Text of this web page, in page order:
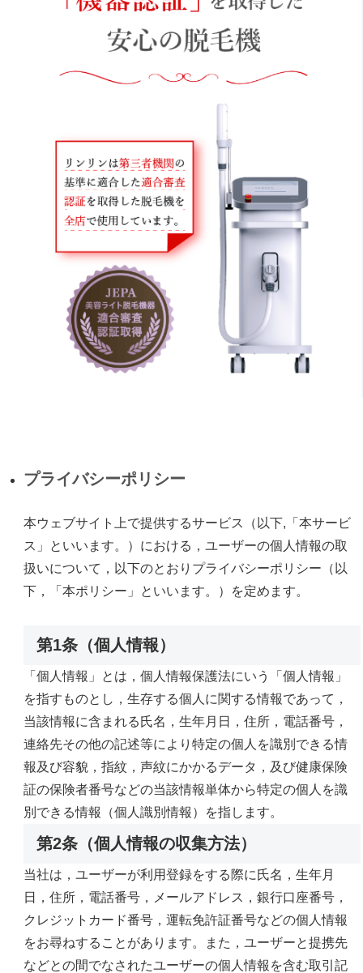
プライバシーポリシー
本ウェブサイト上で提供するサービス（以下,「本サービ
ス」といいます。）における，ユーザーの個人情報の取
扱いについて，以下のとおりプライバシーポリシー（以
下，「本ポリシー」といいます。）を定めます。
第1条（個人情報）
「個人情報」とは，個人情報保護法にいう「個人情報」
を指すものとし，生存する個人に関する情報であって，
当該情報に含まれる氏名，生年月日，住所，電話番号，
連絡先その他の記述等により特定の個人を識別できる情
報及び容貌，指紋，声紋にかかるデータ，及び健康保険
証の保険者番号などの当該情報単体から特定の個人を識
別できる情報（個人識別情報）を指します。
第2条（個人情報の収集方法）
当社は，ユーザーが利用登録をする際に氏名，生年月
日，住所，電話番号，メールアドレス，銀行口座番号，
クレジットカード番号，運転免許証番号などの個人情報
をお尋ねすることがあります。また，ユーザーと提携先
などとの間でなされたユーザーの個人情報を含む取引記